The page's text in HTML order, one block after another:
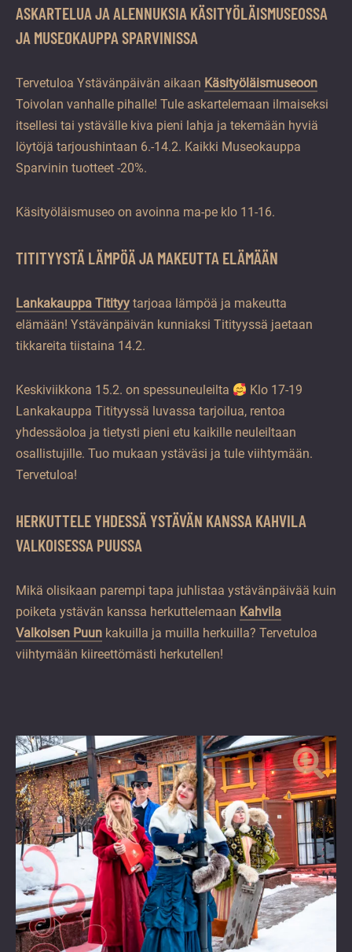
ASKARTELUA JA ALENNUKSIA KÄSITYÖLÄISMUSEOSSA
JA MUSEOKAUPPA SPARVINISSA
Tervetuloa Ystävänpäivän aikaan Käsityöläismuseoon
Toivolan vanhalle pihalle! Tule askartelemaan ilmaiseksi
itsellesi tai ystävälle kiva pieni lahja ja tekemään hyviä
löytöjä tarjoushintaan 6.-14.2. Kaikki Museokauppa
Sparvinin tuotteet -20%.
Käsityöläismuseo on avoinna ma-pe klo 11-16.
TITITYYSTÄ LÄMPÖÄ JA MAKEUTTA ELÄMÄÄN
Lankakauppa Titityy tarjoaa lämpöä ja makeutta
elämään! Ystävänpäivän kunniaksi Titityyssä jaetaan
tikkareita tiistaina 14.2.
Keskiviikkona 15.2. on spessuneuleilta
Klo 17-19
Lankakauppa Titityyssä luvassa tarjoilua, rentoa
yhdessäoloa ja tietysti pieni etu kaikille neuleiltaan
osallistujille. Tuo mukaan ystäväsi ja tule viihtymään.
Tervetuloa!
HERKUTTELE YHDESSÄ YSTÄVÄN KANSSA KAHVILA
VALKOISESSA PUUSSA
Mikä olisikaan parempi tapa juhlistaa ystävänpäivää kuin
poiketa ystävän kanssa herkuttelemaan Kahvila
Valkoisen Puun kakuilla ja muilla herkuilla? Tervetuloa
viihtymään kiireettömästi herkutellen!